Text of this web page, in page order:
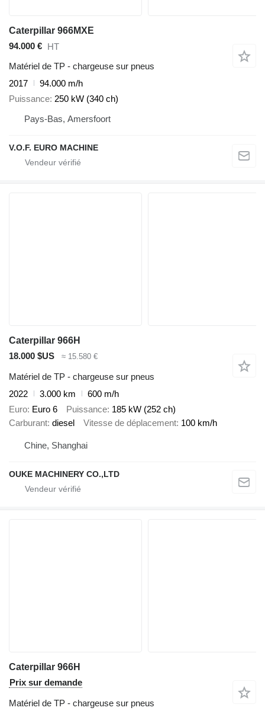
Caterpillar 966MXE
94.000 € HT
Matériel de TP - chargeuse sur pneus
2017
94.000 m/h
Puissance 250 kW (340 ch)
Pays-Bas, Amersfoort
V.O.F. EURO MACHINE
Caterpillar 966H
18.000 $US
≈ 15.580 €
Matériel de TP - chargeuse sur pneus
2022
3.000 km
600 m/h
Euro Euro 6 Puissance 185 kW (252 ch)
Carburant diesel Vitesse de déplacement 100 km/h
Chine, Shanghai
OUKE MACHINERY CO.,LTD
Caterpillar 966H
Prix sur demande
Matériel de TP - chargeuse sur pneus